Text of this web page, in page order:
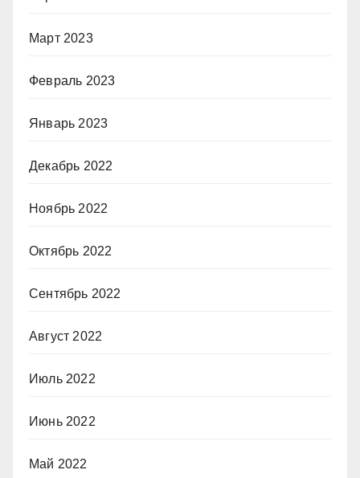
Март 2023
Февраль 2023
Январь 2023
Декабрь 2022
Ноябрь 2022
Октябрь 2022
Сентябрь 2022
Август 2022
Июль 2022
Июнь 2022
Май 2022